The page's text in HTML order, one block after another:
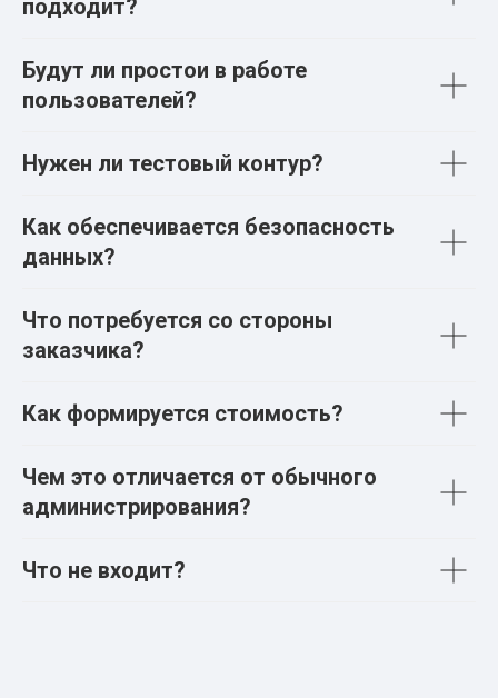
подходит?
Будут ли простои в работе
пользователей?
Нужен ли тестовый контур?
Как обеспечивается безопасность
данных?
Что потребуется со стороны
заказчика?
Как формируется стоимость?
Чем это отличается от обычного
администрирования?
Что не входит?